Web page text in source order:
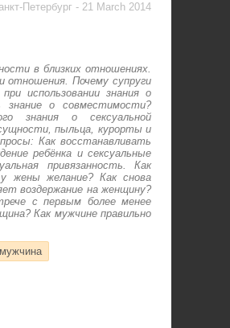
Петербург - 21 March 2014
в близких отношениях.
отношения. Почему супруги
использовании знания о
знание о совместимости?
знания о сексуальной
пыльца, курорты и
Как восстанавливать
ребёнка и сексуальные
привязанность. Как
жены желание? Как снова
воздержание на женщину?
с первым более менее
Как мужчине правильно